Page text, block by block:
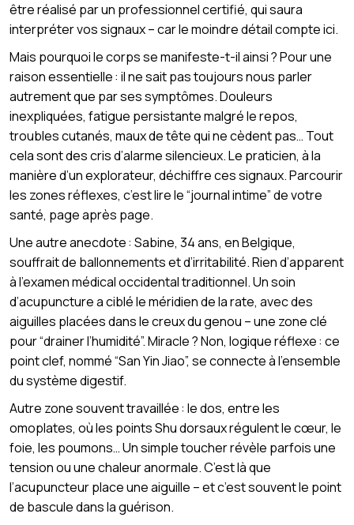
être réalisé par un professionnel certifié, qui saura
interpréter vos signaux – car le moindre détail compte ici.
Mais pourquoi le corps se manifeste-t-il ainsi ? Pour une
raison essentielle : il ne sait pas toujours nous parler
autrement que par ses symptômes. Douleurs
inexpliquées, fatigue persistante malgré le repos,
troubles cutanés, maux de tête qui ne cèdent pas… Tout
cela sont des cris d’alarme silencieux. Le praticien, à la
manière d’un explorateur, déchiffre ces signaux. Parcourir
les zones réflexes, c’est lire le “journal intime” de votre
santé, page après page.
Une autre anecdote : Sabine, 34 ans, en Belgique,
souffrait de ballonnements et d’irritabilité. Rien d’apparent
à l’examen médical occidental traditionnel. Un soin
d’acupuncture a ciblé le méridien de la rate, avec des
aiguilles placées dans le creux du genou – une zone clé
pour “drainer l’humidité”. Miracle ? Non, logique réflexe : ce
point clef, nommé “San Yin Jiao”, se connecte à l’ensemble
du système digestif.
Autre zone souvent travaillée : le dos, entre les
omoplates, où les points Shu dorsaux régulent le cœur, le
foie, les poumons… Un simple toucher révèle parfois une
tension ou une chaleur anormale. C’est là que
l’acupuncteur place une aiguille – et c’est souvent le point
de bascule dans la guérison.